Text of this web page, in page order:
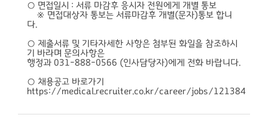
○ 면접일시 : 서류 마감후 응시자 전원에게 개별 통보
※ 면접대상자 통보는 서류마감후 개별(문자)통보 합니
다.
○ 제출서류 및 기타자세한 사항은 첨부된 화일을 참조하시
기 바라며 문의사항은
행정과 031-888-0566 (인사담당자)에게 전화 바랍니다.
○ 채용공고 바로가기
https://medical.recruiter.co.kr/career/jobs/121384